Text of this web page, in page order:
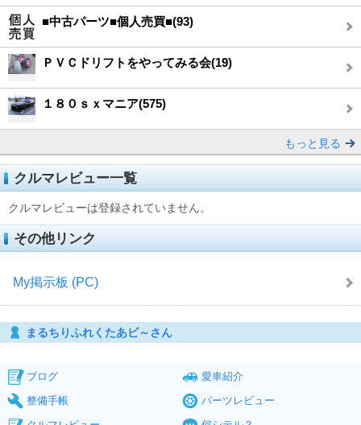
■中古パーツ■個人売買■(93)
ＰＶＣドリフトをやってみる会(19)
１８０ｓｘマニア(575)
もっと見る
クルマレビュー一覧
クルマレビューは登録されていません。
その他リンク
My掲示板 (PC)
まるちりふれくたあビ～さん
ブログ
愛車紹介
整備手帳
パーツレビュー